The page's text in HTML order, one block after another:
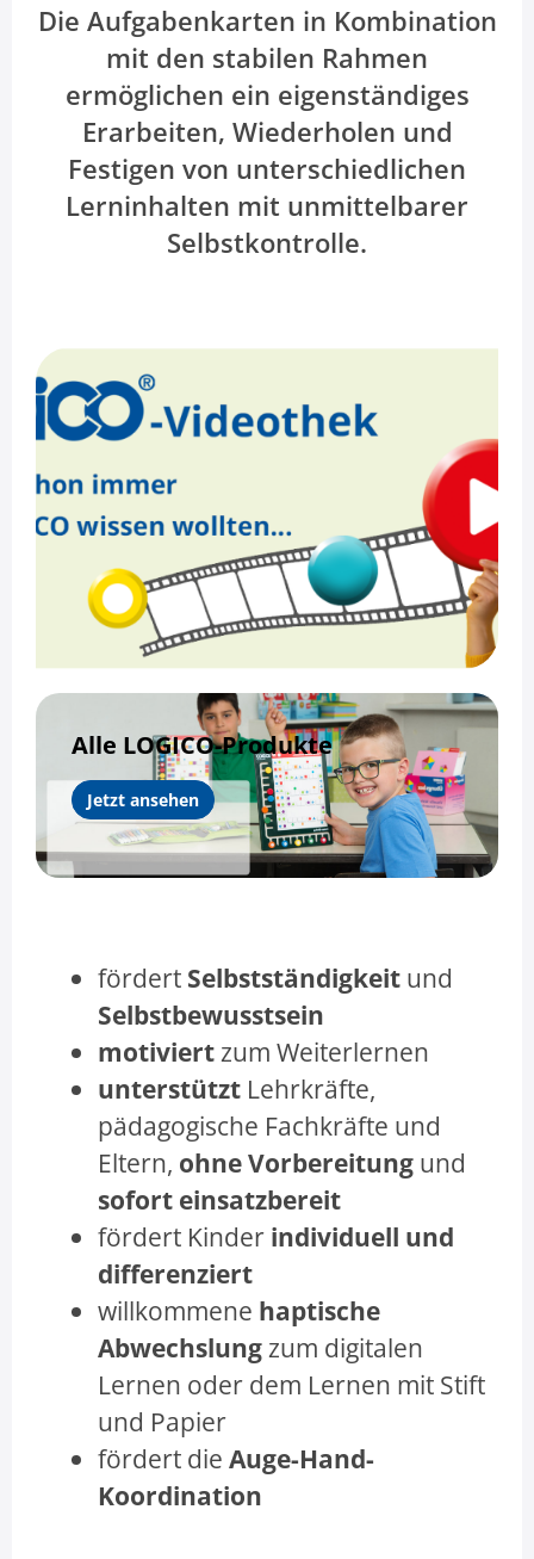
Die Aufgabenkarten in Kombination
mit den stabilen Rahmen
ermöglichen ein eigenständiges
Erarbeiten, Wiederholen und
Festigen von unterschiedlichen
Lerninhalten mit unmittelbarer
Selbstkontrolle.
Alle LOGICO-Produkte
Jetzt ansehen
fördert Selbstständigkeit und
Selbstbewusstsein
motiviert zum Weiterlernen
unterstützt Lehrkräfte,
pädagogische Fachkräfte und
Eltern, ohne Vorbereitung und
sofort einsatzbereit
fördert Kinder individuell und
differenziert
willkommene haptische
Abwechslung zum digitalen
Lernen oder dem Lernen mit Stift
und Papier
fördert die Auge-Hand-
Koordination